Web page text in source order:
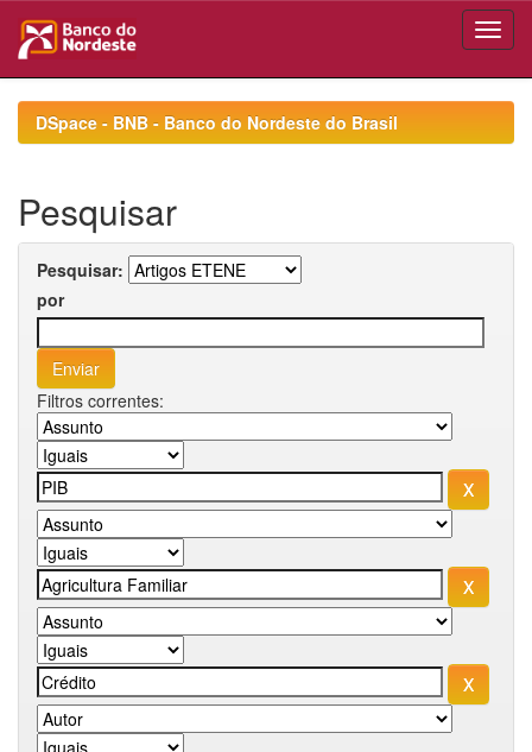
navigationDSpace - BNB - Banco do Nordeste do Brasil
Pesquisar
Pesquisar:
por
Filtros correntes: